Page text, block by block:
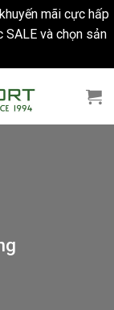
mãi cực hấp
và chọn sản